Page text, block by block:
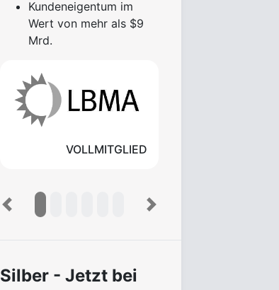
Kundeneigentum im
Wert von mehr als $9
Mrd.
VOLLMITGLIED
Previous Next
Silber - Jetzt bei